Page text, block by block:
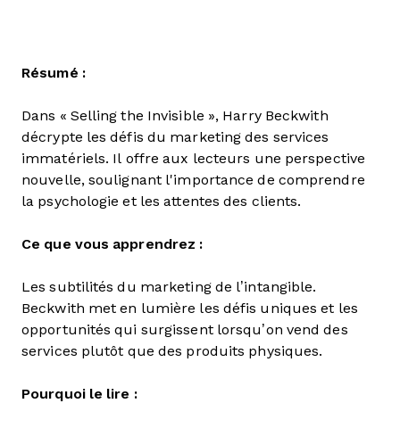
Résumé :
Dans « Selling the Invisible », Harry Beckwith
décrypte les défis du marketing des services
immatériels. Il offre aux lecteurs une perspective
nouvelle, soulignant l'importance de comprendre
la psychologie et les attentes des clients.
Ce que vous apprendrez :
Les subtilités du marketing de l’intangible.
Beckwith met en lumière les défis uniques et les
opportunités qui surgissent lorsqu’on vend des
services plutôt que des produits physiques.
Pourquoi le lire :